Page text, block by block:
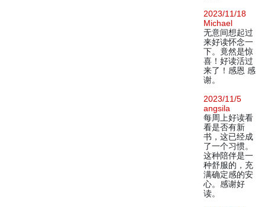
2023/11/18
Michael
无意间想起过
来好读怀念一
下。竟然是惊
喜！好读活过
来了！感恩 感
谢。
2023/11/5
angsila
每周上好读看
看是否有新
书，这已经成
了一个习惯。
这种陪伴是一
种舒服的，充
满确定感的安
心。感谢好
读。